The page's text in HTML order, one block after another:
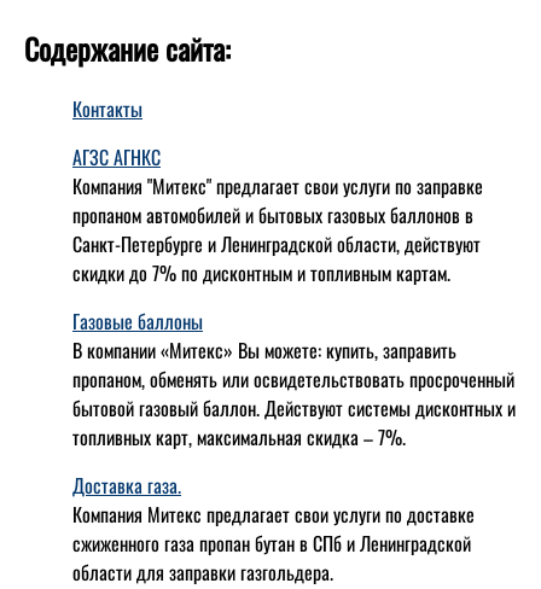
Содержание сайта:
Контакты
АГЗС АГНКС
Компания "Митекс" предлагает свои услуги по заправке
пропаном автомобилей и бытовых газовых баллонов в
Санкт-Петербурге и Ленинградской области, действуют
скидки до 7% по дисконтным и топливным картам.
Газовые баллоны
В компании «Митекс» Вы можете: купить, заправить
пропаном, обменять или освидетельствовать просроченный
бытовой газовый баллон. Действуют системы дисконтных и
топливных карт, максимальная скидка – 7%.
Доставка газа.
Компания Митекс предлагает свои услуги по доставке
сжиженного газа пропан бутан в СПб и Ленинградской
области для заправки газгольдера.